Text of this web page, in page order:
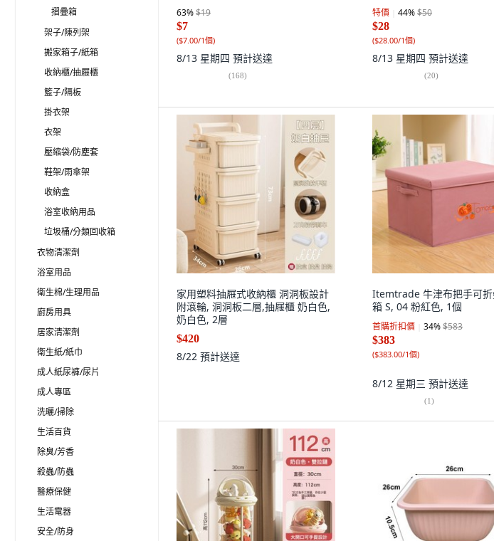
摺疊箱
架子/陳列架
搬家箱子/紙箱
收納櫃/抽屜櫃
籃子/隔板
掛衣架
衣架
壓縮袋/防塵套
鞋架/雨傘架
收納盒
浴室收納用品
垃圾桶/分類回收箱
衣物清潔劑
浴室用品
衛生棉/生理用品
廚房用具
居家清潔劑
衛生紙/紙巾
成人紙尿褲/尿片
成人專區
洗曬/掃除
生活百貨
除臭/芳香
殺蟲/防蟲
醫療保健
生活電器
安全/防身
63%$19
$7
($7.00/1個)
8/13 星期四 預計送達
(168)
特價 44%$50
$28
($28.00/1個)
8/13 星期四 預計送達
(20)
家用塑料抽屜式收納櫃 洞洞板設計
附滾輪, 洞洞板二層,抽屜櫃 奶白色,
奶白色, 2層
$420
8/22 預計送達
Itemtrade 牛津布把手可折
箱 S, 04 粉紅色, 1個
首購折扣價 34%$583
$383
($383.00/1個)
8/12 星期三 預計送達
(1)